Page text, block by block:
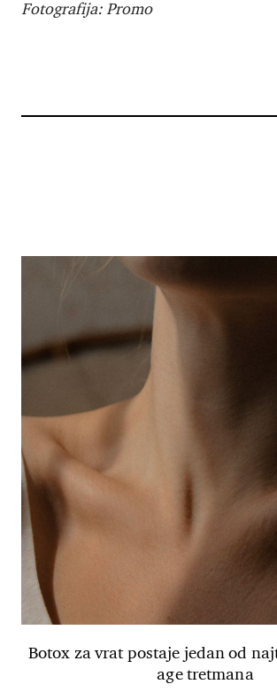
Fotografija: Promo
Botox za vrat postaje jedan od
age tretmana